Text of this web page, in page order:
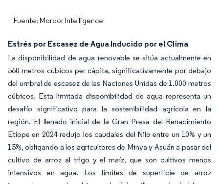
Fuente: Mordor Intelligence
Estrés por Escasez de Agua Inducido por el Clima
La disponibilidad de agua renovable se sitúa actualmente en
560 metros cúbicos per cápita, significativamente por debajo
del umbral de escasez de las Naciones Unidas de 1.000 metros
cúbicos. Esta limitada disponibilidad de agua representa un
desafío significativo para la sostenibilidad agrícola en la
región. El llenado inicial de la Gran Presa del Renacimiento
Etíope en 2024 redujo los caudales del Nilo entre un 10% y un
15%, obligando a los agricultores de Minya y Asuán a pasar del
cultivo de arroz al trigo y el maíz, que son cultivos menos
intensivos en agua. Los límites de superficie de arroz